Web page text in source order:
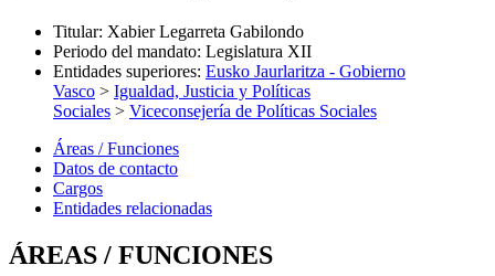
Titular: Xabier Legarreta Gabilondo
Periodo del mandato: Legislatura XII
Entidades superiores: Eusko Jaurlaritza - Gobierno
Vasco > Igualdad, Justicia y Políticas
Sociales > Viceconsejería de Políticas Sociales
Áreas / Funciones
Datos de contacto
Cargos
Entidades relacionadas
ÁREAS / FUNCIONES